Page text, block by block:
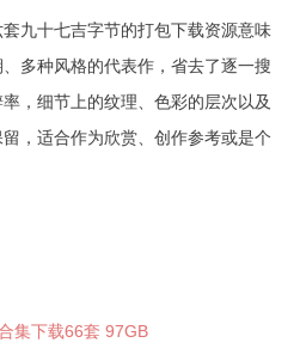
九十七吉字节的打包下载资源意味
多种风格的代表作，省去了逐一搜
，细节上的纹理、色彩的层次以及
，适合作为欣赏、创作参考或是个
集下载66套 97GB